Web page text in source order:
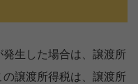
生した場合は、譲渡所
譲渡所得税は、譲渡所